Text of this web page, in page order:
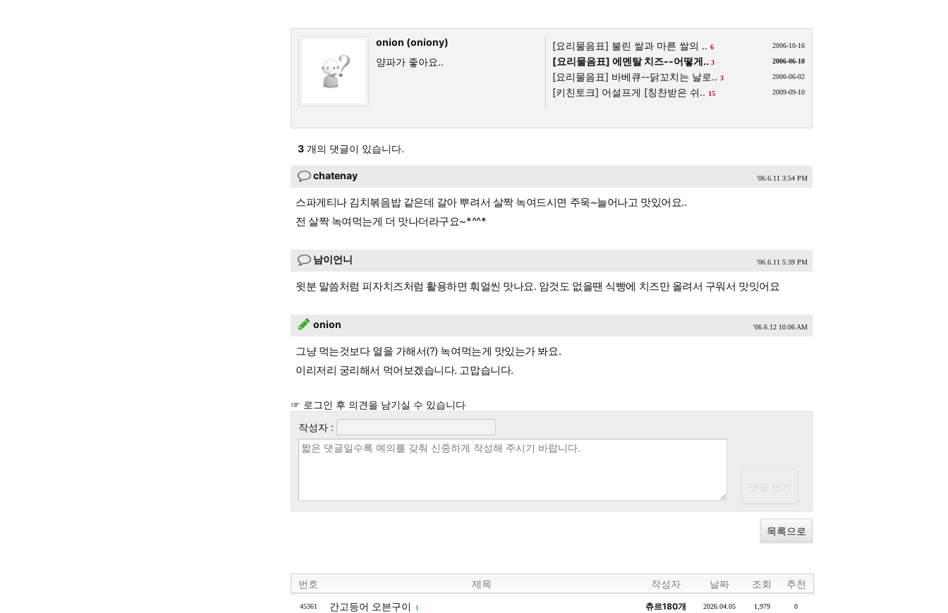
onion (oniony)
양파가 좋아요..
[요리물음표] 불린 쌀과 마른 쌀의 .. 6 2006-10-16
[요리물음표] 에멘탈 치즈--어떻게.. 3 2006-06-10
[요리물음표] 바베큐--닭꼬치는 날로.. 3 2006-06-02
[키친토크] 어설프게 [칭찬받은 쉬.. 15 2009-09-10
3 개의 댓글이 있습니다.
chatenay '06.6.11 3:54 PM
스파게티나 김치볶음밥 같은데 갈아 뿌려서 살짝 녹여드시면 주욱~늘어나고 맛있어요..
전 살짝 녹여먹는게 더 맛나더라구요~*^^*
남이언니 '06.6.11 5:39 PM
윗분 말씀처럼 피자치즈처럼 활용하면 훠얼씬 맛나요. 암것도 없을땐 식빵에 치즈만 올려서 구워서 맛잇어요
onion '06.6.12 10:06 AM
그냥 먹는것보다 열을 가해서(?) 녹여먹는게 맛있는가 봐요.
이리저리 궁리해서 먹어보겠습니다. 고맙습니다.
☞ 로그인 후 의견을 남기실 수 있습니다
작성자 :
목록으로
번호 제목 작성자 날짜 조회 추천
45361 간고등어 오븐구이 1 츄르180개 2026.04.05 1,979 0